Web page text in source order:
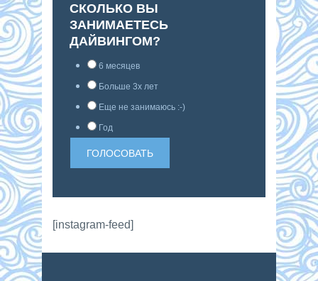
СКОЛЬКО ВЫ
ЗАНИМАЕТЕСЬ
ДАЙВИНГОМ?
6 месяцев
Больше 3х лет
Еще не занимаюсь :-)
Год
[instagram-feed]